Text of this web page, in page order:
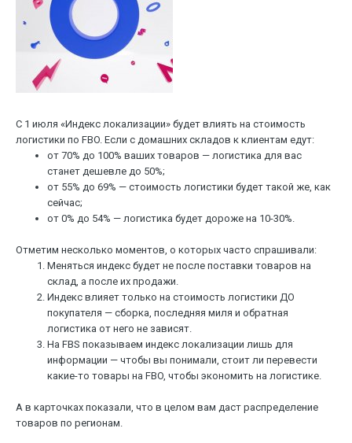
С 1 июля «Индекс локализации» будет влиять на стоимость
логистики по FBO. Если с домашних складов к клиентам едут:
от 70% до 100% ваших товаров — логистика для вас
станет дешевле до 50%;
от 55% до 69% — стоимость логистики будет такой же, как
сейчас;
от 0% до 54% — логистика будет дороже на 10-30%.
Отметим несколько моментов, о которых часто спрашивали:
Меняться индекс будет не после поставки товаров на
склад, а после их продажи.
Индекс влияет только на стоимость логистики ДО
покупателя — сборка, последняя миля и обратная
логистика от него не зависят.
На FBS показываем индекс локализации лишь для
информации — чтобы вы понимали, стоит ли перевести
какие-то товары на FBO, чтобы экономить на логистике.
А в карточках показали, что в целом вам даст распределение
товаров по регионам.